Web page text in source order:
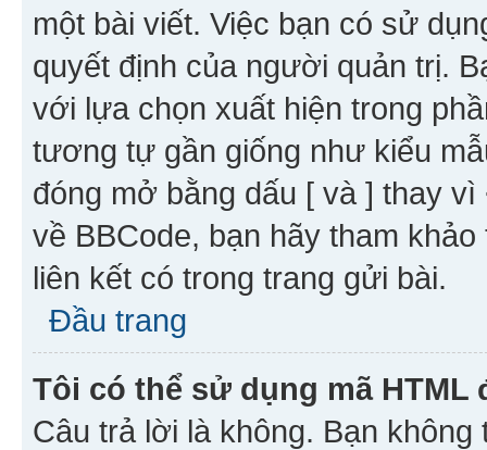
một bài viết. Việc bạn có sử
quyết định của người quản trị.
với lựa chọn xuất hiện trong
tương tự gần giống như kiểu
đóng mở bằng dấu [ và ] thay
về BBCode, bạn hãy tham
liên kết có trong trang gửi bài.
Đầu trang
Tôi có thể sử dụng mã
Câu trả lời là không. Bạn